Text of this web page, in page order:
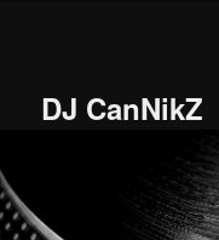
DJ CanNikZ